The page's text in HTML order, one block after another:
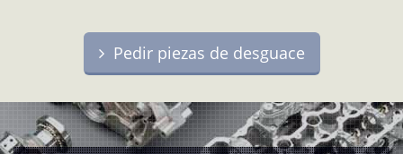
Pedir piezas de desguace